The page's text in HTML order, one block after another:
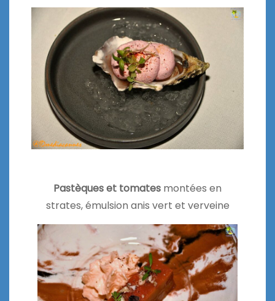
Pastèques et tomates montées en
strates, émulsion anis vert et verveine